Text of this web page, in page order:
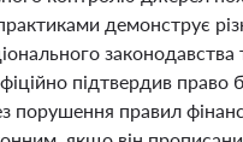
демонструє
підтвердив право
порушення правил